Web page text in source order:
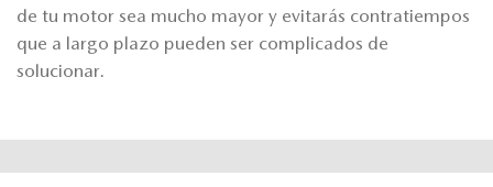
de tu motor sea mucho mayor y evitarás contratiempos
que a largo plazo pueden ser complicados de
solucionar.